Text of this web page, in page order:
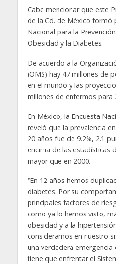
Cabe mencionar que este
de la Cd. de México formó
Nacional para la
Obesidad y la Diabetes.
De acuerdo a la
(OMS) hay 47 millones de
en el mundo y las
millones de enfermos para
En México, la Encuesta
reveló que la prevalencia
20 años fue de 9.2%, 2.1
encima de las estadísticas
mayor que en 2000.
“En 12 años hemos
diabetes. Por su
principales factores de
como ya lo hemos visto,
obesidad y a la
consideramos en nuestro
una verdadera emergencia
tiene que enfrentar el